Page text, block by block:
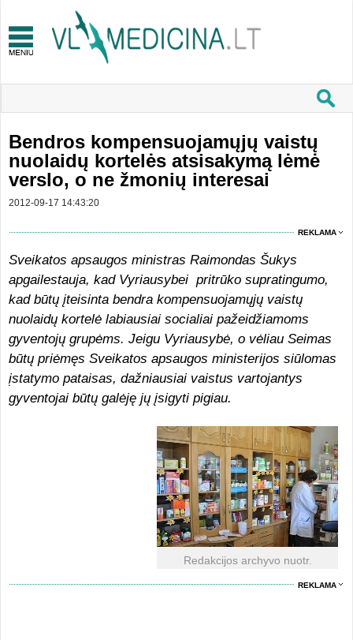
Bendros kompensuojamųjų vaistų
nuolaidų kortelės atsisakymą lėmė
verslo, o ne žmonių interesai
2012-09-17 14:43:20
REKLAMA
Sveikatos apsaugos ministras Raimondas Šukys
apgailestauja, kad Vyriausybei pritrūko supratingumo,
kad būtų įteisinta bendra kompensuojamųjų vaistų
nuolaidų kortelė labiausiai socialiai pažeidžiamoms
gyventojų grupėms. Jeigu Vyriausybė, o vėliau Seimas
būtų priėmęs Sveikatos apsaugos ministerijos siūlomas
įstatymo pataisas, dažniausiai vaistus vartojantys
gyventojai būtų galėję jų įsigyti pigiau.
Redakcijos archyvo nuotr.
REKLAMA